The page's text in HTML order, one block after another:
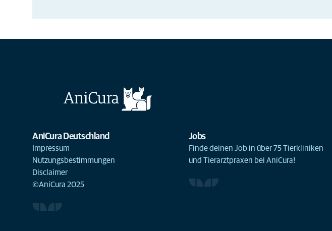
AniCura Deutschland
Impressum
Nutzungsbestimmungen
Disclaimer
©AniCura 2025
Jobs
Finde deinen Job in über 75 Tierkliniken
und Tierarztpraxen bei AniCura!